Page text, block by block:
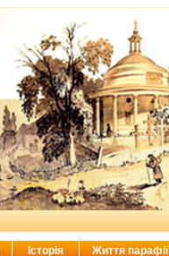
Історія Життя